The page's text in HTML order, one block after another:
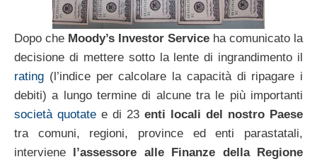
Dopo che Moody’s Investor Service ha comunicato la
decisione di mettere sotto la lente di ingrandimento il
rating (l’indice per calcolare la capacità di ripagare i
debiti) a lungo termine di alcune tra le più importanti
società quotate e di 23 enti locali del nostro Paese
tra comuni, regioni, province ed enti parastatali,
interviene
l’assessore alle Finanze della Regione